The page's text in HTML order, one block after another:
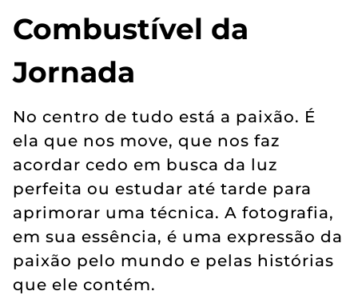
Combustível da
Jornada
No centro de tudo está a paixão. É
ela que nos move, que nos faz
acordar cedo em busca da luz
perfeita ou estudar até tarde para
aprimorar uma técnica. A fotografia,
em sua essência, é uma expressão da
paixão pelo mundo e pelas histórias
que ele contém.